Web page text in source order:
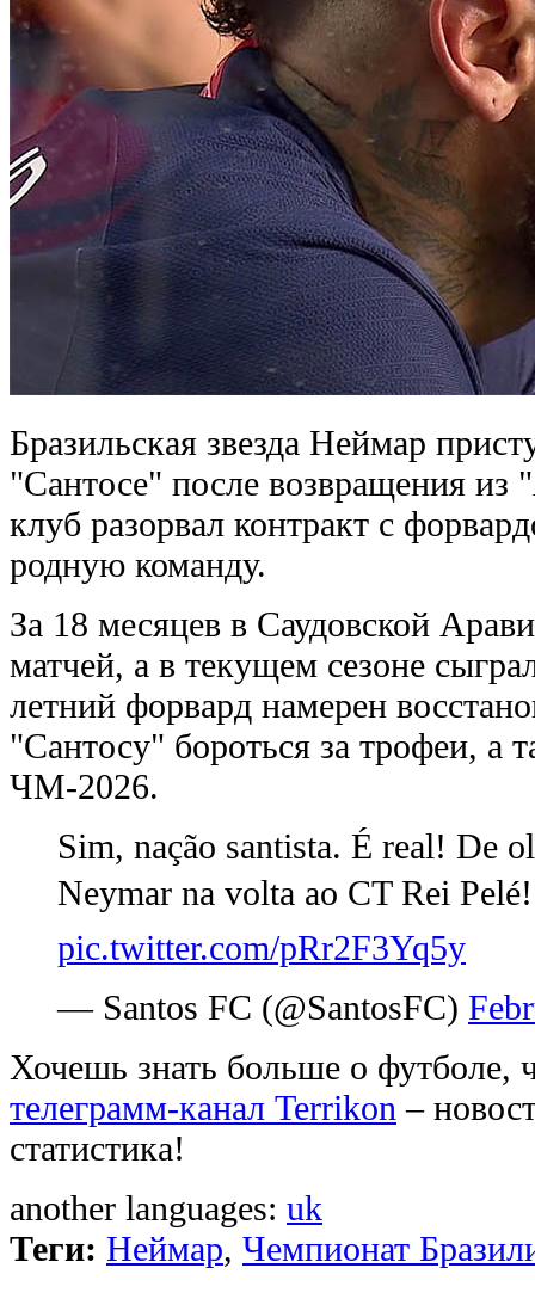
Бразильская звезда Неймар
"Сантосе" после возвращения
клуб разорвал контракт с
родную команду.
За 18 месяцев в Саудовской
матчей, а в текущем сезоне
летний форвард намерен
"Сантосу" бороться за трофеи, а
ЧМ-2026.
Sim, nação santista. É real! De
Neymar na volta ao CT Rei
pic.twitter.com/pRr2F3Yq5y
— Santos FC (@SantosFC)
Хочешь знать больше о футболе,
телеграмм-канал Terrikon –
статистика!
another languages: uk
Теги: Неймар, Чемпионат